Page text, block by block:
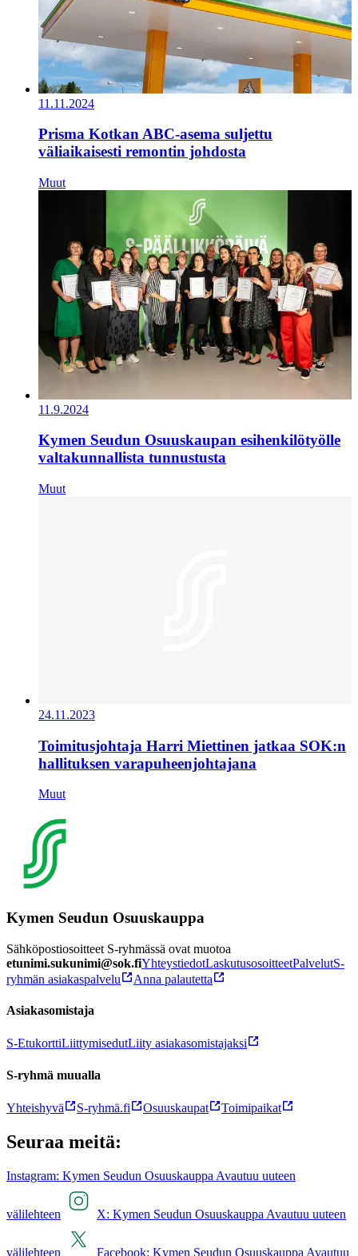
11.11.2024
Prisma Kotkan ABC-asema suljettu
väliaikaisesti remontin johdosta
Muut
11.9.2024
Kymen Seudun Osuuskaupan esihenkilötyölle
valtakunnallista tunnustusta
Muut
24.11.2023
Toimitusjohtaja Harri Miettinen jatkaa SOK:n
hallituksen varapuheenjohtajana
Muut
Kymen Seudun Osuuskauppa
Sähköpostiosoitteet S-ryhmässä ovat muotoa
etunimi.sukunimi@sok.fiYhteystiedotLaskutusosoitteetPalvelutS-
ryhmän asiakaspalvelu
Anna palautetta
Asiakasomistaja
S-EtukorttiLiittymisedutLiity asiakasomistajaksi
S-ryhmä muualla
Yhteishyvä S-ryhmä.fi Osuuskaupat Toimipaikat
Seuraa meitä:
Instagram: Kymen Seudun Osuuskauppa Avautuu uuteen
välilehteen X: Kymen Seudun Osuuskauppa Avautuu uuteen
välilehteen Facebook: Kymen Seudun Osuuskauppa Avautuu